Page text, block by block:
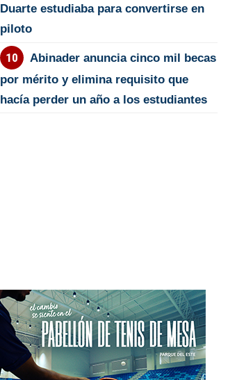
Duarte estudiaba para convertirse en
piloto
Abinader anuncia cinco mil becas
por mérito y elimina requisito que
hacía perder un año a los estudiantes